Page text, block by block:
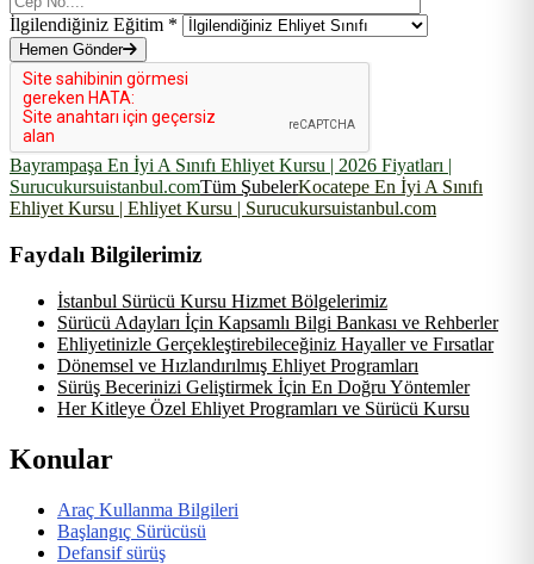
İlgilendiğiniz Eğitim *
Hemen Gönder
Bayrampaşa En İyi A Sınıfı Ehliyet Kursu | 2026 Fiyatları |
Surucukursuistanbul.comTüm ŞubelerKocatepe En İyi A Sınıfı
Ehliyet Kursu | Ehliyet Kursu | Surucukursuistanbul.com
Faydalı Bilgilerimiz
İstanbul Sürücü Kursu Hizmet Bölgelerimiz
Sürücü Adayları İçin Kapsamlı Bilgi Bankası ve Rehberler
Ehliyetinizle Gerçekleştirebileceğiniz Hayaller ve Fırsatlar
Dönemsel ve Hızlandırılmış Ehliyet Programları
Sürüş Becerinizi Geliştirmek İçin En Doğru Yöntemler
Her Kitleye Özel Ehliyet Programları ve Sürücü Kursu
Konular
Araç Kullanma Bilgileri
Başlangıç Sürücüsü
Defansif sürüş